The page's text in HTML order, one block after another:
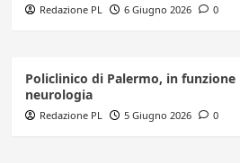
Redazione PL 6 Giugno 2026 0
Policlinico di Palermo, in
neurologia
Redazione PL 5 Giugno 2026 0